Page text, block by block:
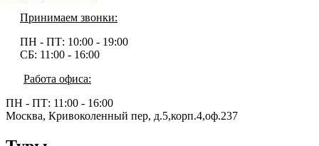
Принимаем звонки:
ПН - ПТ: 10:00 - 19:00
СБ: 11:00 - 16:00
Работа офиса:
ПН - ПТ: 11:00 - 16:00
Москва, Кривоколенный пер, д.5,корп.4,оф.237